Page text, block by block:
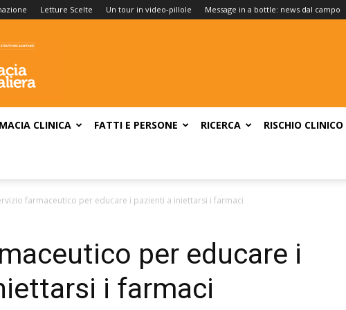
Letture Scelte Un tour in video-pillole Message in a bottle: news dal campo
CLINICA FATTI E PERSONE RICERCA RISCHIO CLINICO
farmaceutico per educare i pazienti a iniettarsi i farmaci
per educare i
i farmaci